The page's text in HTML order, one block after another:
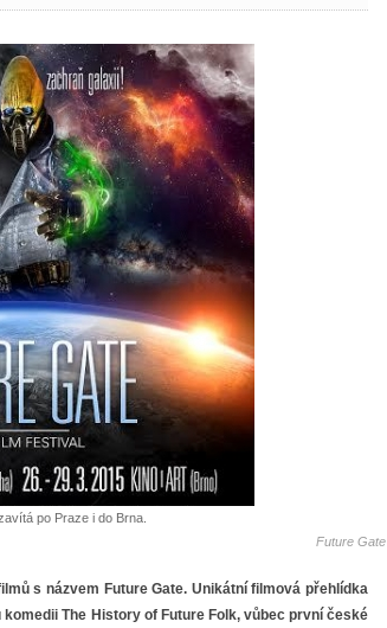
po Praze i do Brna.
Future Gate
s názvem Future Gate. Unikátní filmová přehlídka
The History of Future Folk, vůbec první české